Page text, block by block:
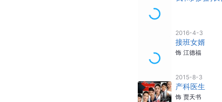
2016-4-3
接班女婿
饰 江德福
2015-8-3
产科医生
饰 贾天书